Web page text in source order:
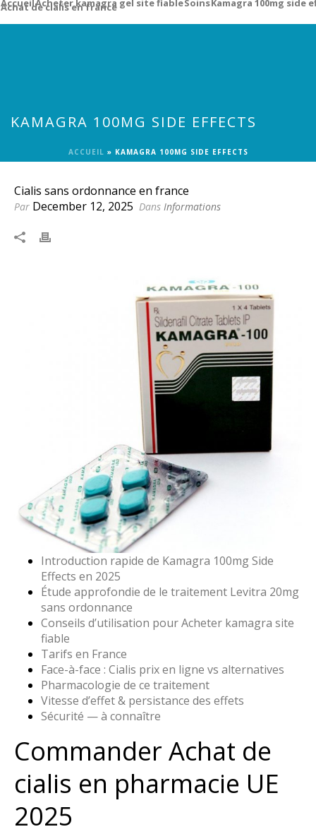
AccueilAcheter kamagra gel site fiableSoins Kamagra 100mg side
Achat de cialis en france
KAMAGRA 100MG SIDE EFFECTS
ACCUEIL » KAMAGRA 100MG SIDE EFFECTS
Cialis sans ordonnance en france
Par December 12, 2025 Dans Informations
Introduction rapide de Kamagra 100mg Side
Effects en 2025
Étude approfondie de le traitement Levitra 20mg
sans ordonnance
Conseils d’utilisation pour Acheter kamagra site
fiable
Tarifs en France
Face-à-face : Cialis prix en ligne vs alternatives
Pharmacologie de ce traitement
Vitesse d’effet & persistance des effets
Sécurité — à connaître
Commander Achat de
cialis en pharmacie UE
2025